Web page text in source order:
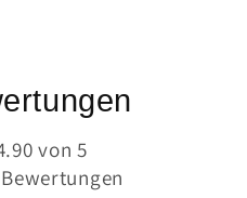
von 5